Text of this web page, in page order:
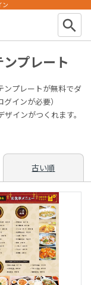
ン
search
プレート
ンプレートが無料でダ
インが必要）
インがつくれます。
古い順